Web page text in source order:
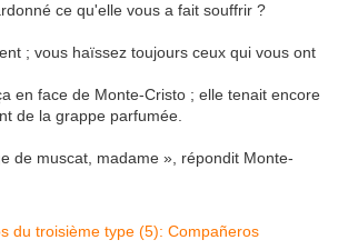
ce qu'elle vous a fait souffrir ?
; vous haïssez toujours ceux qui vous ont
en face de Monte-Cristo ; elle tenait encore
de la grappe parfumée.
de muscat, madame », répondit Monte-